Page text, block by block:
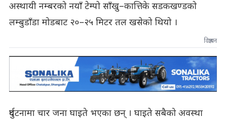
अस्थायी नम्बरको नयाँ टेम्पो साँखु–कात्तिके सडकखण्डको
लम्बुडाँडा मोडबाट २०–२५ मिटर तल खसेको थियो ।
विज्ञापन
दुर्घटनामा चार जना घाइते भएका छन् । घाइते सबैको अवस्था